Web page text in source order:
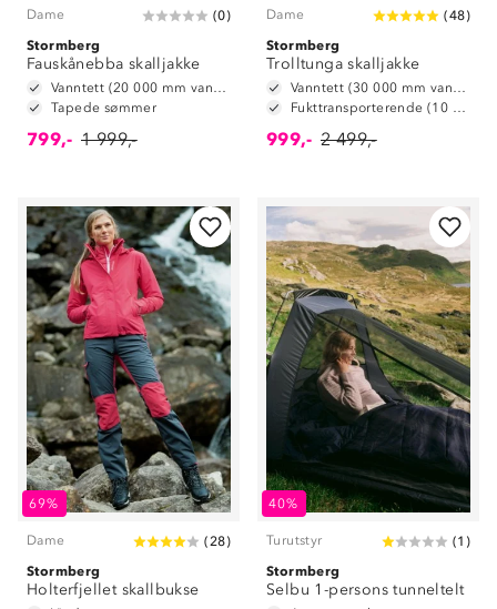
Dame (0)
Stormberg
Fauskånebba skalljakke
Vanntett (20 000 mm vannsøyle)
Tapede sømmer
799,- 1 999,-
Dame (48)
Stormberg
Trolltunga skalljakke
Vanntett (30 000 mm vannsøyle)
Fukttransporterende (10 000 g/m2/24t)
999,- 2 499,-
69%
Dame (28)
Stormberg
Holterfjellet skallbukse
40%
Turutstyr (1 )
Stormberg
Selbu 1-persons tunneltelt